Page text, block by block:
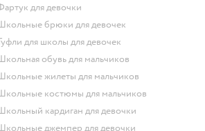
Фартук для девочки
Школьные брюки для девочек
Туфли для школы для девочек
Школьная обувь для мальчиков
Школьные жилеты для мальчиков
Школьные костюмы для мальчиков
Школьный кардиган для девочки
Школьные джемпер для девочки